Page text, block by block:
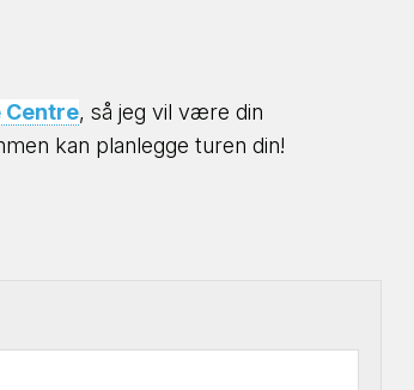
Centre, så jeg vil være din
kan planlegge turen din!